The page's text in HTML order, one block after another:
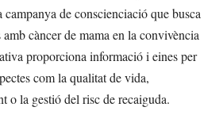
campanya de conscienciació que busca
càncer de mama en la convivència
proporciona informació i eines per
com la qualitat de vida,
o la gestió del risc de recaiguda.